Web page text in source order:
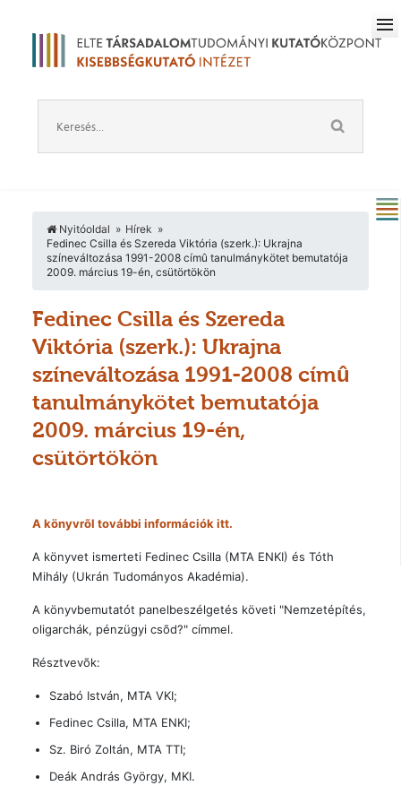
Nyitóoldal
Hírek
Fedinec Csilla és Szereda Viktória (szerk.): Ukrajna
színeváltozása 1991-2008 címû tanulmánykötet bemutatója
2009. március 19-én, csütörtökön
Fedinec Csilla és Szereda
Viktória (szerk.): Ukrajna
színeváltozása 1991-2008 címû
tanulmánykötet bemutatója
2009. március 19-én,
csütörtökön
A könyvrõl további információk itt.
A könyvet ismerteti Fedinec Csilla (MTA ENKI) és Tóth
Mihály (Ukrán Tudományos Akadémia).
A könyvbemutatót panelbeszélgetés követi "Nemzetépítés,
oligarchák, pénzügyi csõd?" címmel.
Résztvevõk:
Szabó István, MTA VKI;
Fedinec Csilla, MTA ENKI;
Sz. Biró Zoltán, MTA TTI;
Deák András György, MKI.